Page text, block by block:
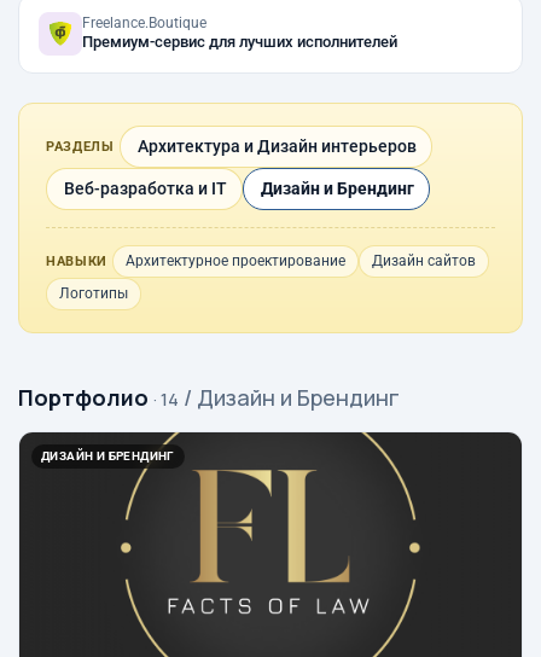
Freelance.Boutique
Премиум-сервис для лучших исполнителей
РАЗДЕЛЫ Архитектура и Дизайн интерьеров
Веб-разработка и IT Дизайн и Брендинг
НАВЫКИ Архитектурное проектирование
Дизайн сайтов
Логотипы
Портфолио · 14 / Дизайн и Брендинг
ДИЗАЙН И БРЕНДИНГ